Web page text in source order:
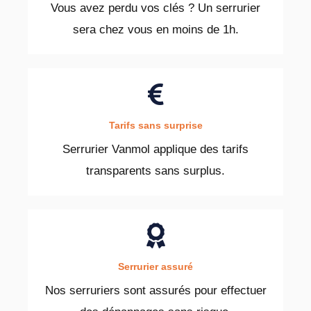
Vous avez perdu vos clés ? Un serrurier
sera chez vous en moins de 1h.
Tarifs sans surprise
Serrurier Vanmol applique des tarifs
transparents sans surplus.
Serrurier assuré
Nos serruriers sont assurés pour effectuer